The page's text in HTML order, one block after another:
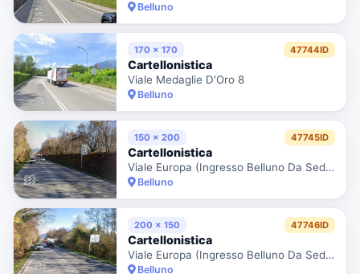
Belluno
170 x 170 47744ID
Cartellonistica
Viale Medaglie D'Oro 8
Belluno
150 x 200 47745ID
Cartellonistica
Viale Europa (Ingresso Belluno Da Sedico) 54
Belluno
200 x 150 47746ID
Cartellonistica
Viale Europa (Ingresso Belluno Da Sedico) 25
Belluno